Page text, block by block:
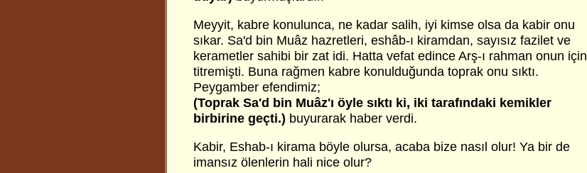
Meyyit, kabre konulunca, ne kadar salih, iyi kimse olsa da kabir onu
sıkar. Sa'd bin Muâz hazretleri, eshâb-ı kiramdan, sayısız fazilet ve
kerametler sahibi bir zat idi. Hatta vefat edince Arş-ı rahman onun için
titremişti. Buna rağmen kabre konulduğunda toprak onu sıktı.
Peygamber efendimiz;
(Toprak Sa'd bin Muâz'ı öyle sıktı ki, iki tarafındaki kemikler
birbirine geçti.) buyurarak haber verdi.
Kabir, Eshab-ı kirama böyle olursa, acaba bize nasıl olur! Ya bir de
imansız ölenlerin hali nice olur?